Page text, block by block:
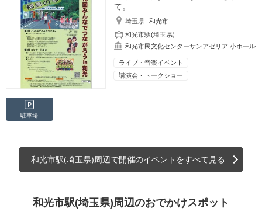
て。
埼玉県
和光市
和光市駅(埼玉県)
和光市民文化センターサンアゼリア 小ホール
ライブ・音楽イベント
講演会・トークショー
駐車場
和光市駅(埼玉県)周辺で開催のイベントをすべて見る
和光市駅(埼玉県)周辺のおでかけスポット